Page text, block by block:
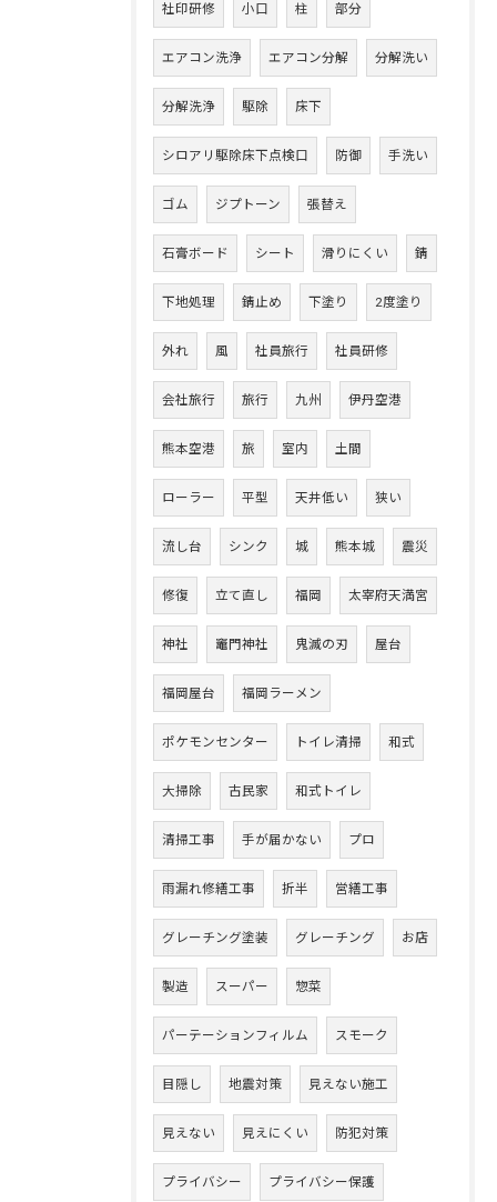
社印研修 小口 柱 部分
エアコン洗浄 エアコン分解 分解洗い
分解洗浄 駆除 床下
シロアリ駆除床下点検口 防御 手洗い
ゴム ジプトーン 張替え
石膏ボード シート 滑りにくい 錆
下地処理 錆止め 下塗り 2度塗り
外れ 風 社員旅行 社員研修
会社旅行 旅行 九州 伊丹空港
熊本空港 旅 室内 土間
ローラー 平型 天井低い 狭い
流し台 シンク 城 熊本城 震災
修復 立て直し 福岡 太宰府天満宮
神社 竈門神社 鬼滅の刃 屋台
福岡屋台 福岡ラーメン
ポケモンセンター トイレ清掃 和式
大掃除 古民家 和式トイレ
清掃工事 手が届かない プロ
雨漏れ修繕工事 折半 営繕工事
グレーチング塗装 グレーチング お店
製造 スーパー 惣菜
パーテーションフィルム スモーク
目隠し 地震対策 見えない施工
見えない 見えにくい 防犯対策
プライバシー プライバシー保護